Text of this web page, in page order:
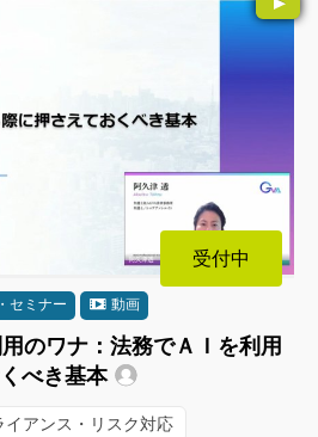
受付中
セミナー 動画
のワナ：法務でＡＩを利用
べき基本
イアンス・リスク対応